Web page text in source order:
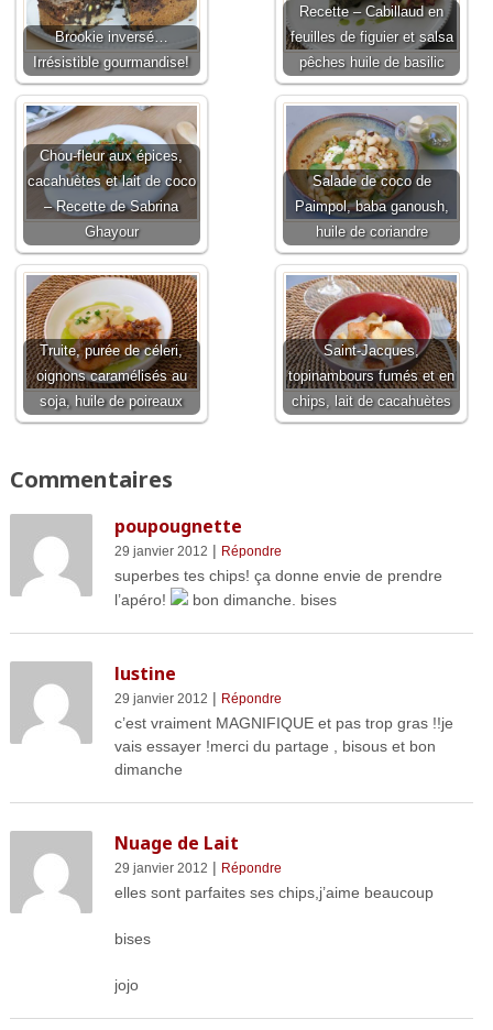
Brookie inversé…
Irrésistible gourmandise!
Recette – Cabillaud en
feuilles de figuier et salsa
pêches huile de basilic
Chou-fleur aux épices,
cacahuètes et lait de coco
– Recette de Sabrina
Ghayour
Salade de coco de
Paimpol, baba ganoush,
huile de coriandre
Truite, purée de céleri,
oignons caramélisés au
soja, huile de poireaux
Saint-Jacques,
topinambours fumés et en
chips, lait de cacahuètes
Commentaires
poupougnette
29 janvier 2012 | Répondre
superbes tes chips! ça donne envie de prendre
l’apéro!
bon dimanche. bises
lustine
29 janvier 2012 | Répondre
c’est vraiment MAGNIFIQUE et pas trop gras !!je
vais essayer !merci du partage , bisous et bon
dimanche
Nuage de Lait
29 janvier 2012 | Répondre
elles sont parfaites ses chips,j’aime beaucoup
bises
jojo